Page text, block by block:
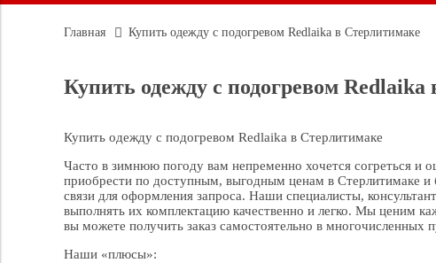
Главная Купить одежду с подогревом Redlaika в Стерлитимаке
Купить одежду с подогревом Redlaika
Купить одежду с подогревом Redlaika в Стерлитимаке
Часто в зимнюю погоду вам непременно хочется согреться
приобрести по доступным, выгодным ценам в Стерлитимаке
связи для оформления запроса. Наши специалисты,
выполнять их комплектацию качественно и легко. Мы ценим
вы можете получить заказ самостоятельно в многочисленных
Наши «плюсы»: